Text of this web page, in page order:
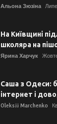
Альона Зюзіна
На Київщині
школяра на
Ярина Харчук
Саша з Одеси:
інтернет і
Oleksii Marchenko